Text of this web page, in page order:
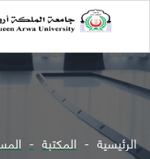
الرئيسية المكتبة